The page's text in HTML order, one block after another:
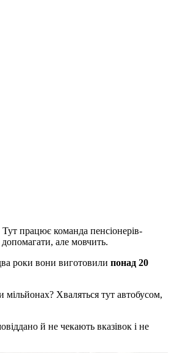
працює команда пенсіонерів-
але мовчить.
роки вони виготовили понад 20
Хваляться тут автобусом,
й не чекають вказівок і не